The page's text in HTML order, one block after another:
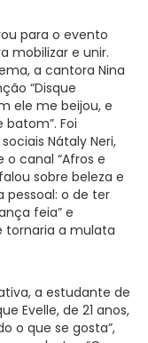
para o evento
mobilizar e unir.
a cantora Nina
“Disque
ele me beijou, e
Foi
Nátaly Neri,
canal “Afros e
sobre beleza e
pessoal: o de ter
feia” e
tornaria a mulata
a estudante de
Evelle, de 21 anos,
o que se gosta”,